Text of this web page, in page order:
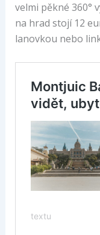
velmi pěkné 360°
na hrad stojí 12
lanovkou nebo